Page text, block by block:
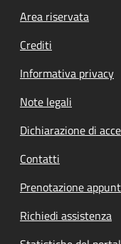
Footer
Area riservata
Crediti
Informativa privacy
Note legali
Dichiarazione di
Contatti
Prenotazione
Richiedi assistenza